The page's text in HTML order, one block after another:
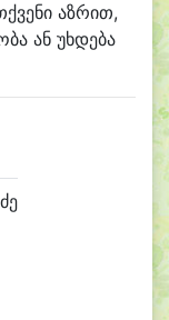
აზრით,
ან უხდება